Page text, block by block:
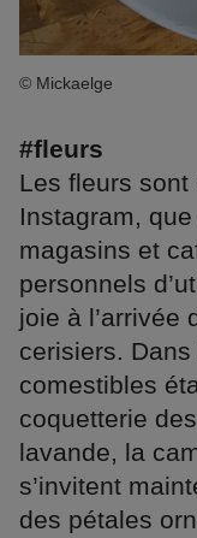
© Mickaelge
#fleurs
Les fleurs
Instagram,
magasins et
personnels
joie à l’arrivée
cerisiers.
comestibles
coquetterie
lavande, la
s’invitent
des pétales